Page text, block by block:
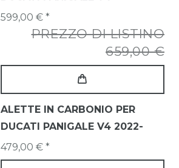
PREZZO DI LISTINO
659,00 €
599,00 € *
ALETTE IN CARBONIO PER
DUCATI PANIGALE V4 2022-
479,00 € *